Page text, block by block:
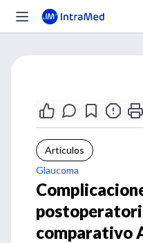
Artículos
Glaucoma
comparativo